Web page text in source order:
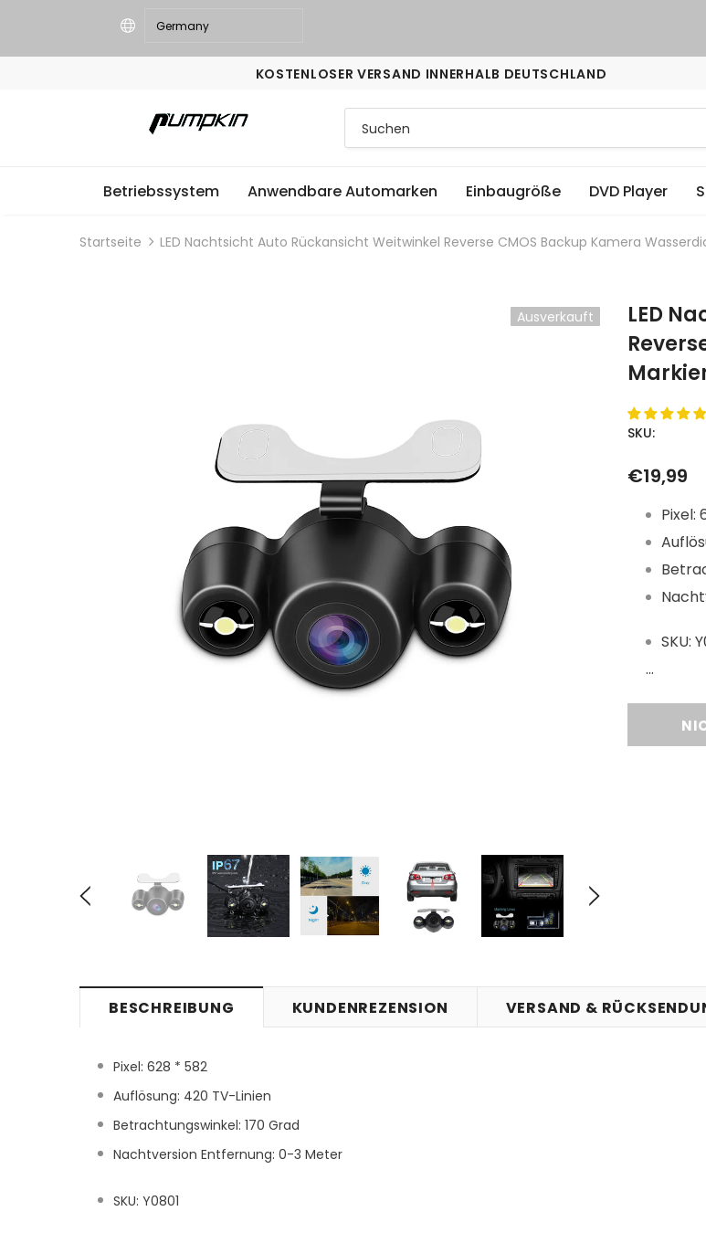
KOSTENLOSER VERSAND INNERHALB DEUTSCHLAND
Betriebssystem Anwendbare Automarken Einbaugröße DVD Player
Startseite LED Nachtsicht Auto Rückansicht Weitwinkel Reverse CMOS Backup Kamera
Ausverkauft
LED
SKU:
€19,99
Pixel:
SKU:
...
BESCHREIBUNG KUNDENREZENSION VERSAND &
Pixel: 628 * 582
Auflösung: 420 TV-Linien
Betrachtungswinkel: 170 Grad
Nachtversion Entfernung: 0-3 Meter
SKU: Y0801